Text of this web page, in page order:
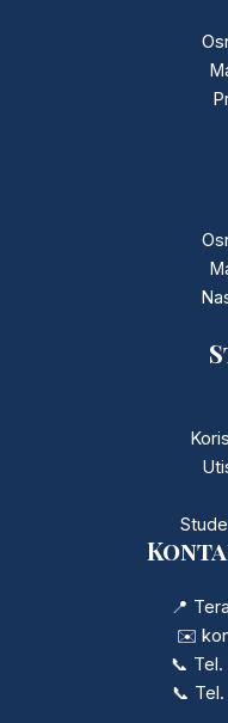
📍
✉️
📞 Tel.
📞 Tel.